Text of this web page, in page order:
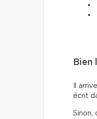
Bien
Il
écrit
Sinon,